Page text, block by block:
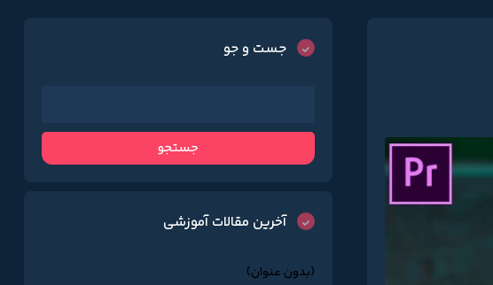
جست و جو
آخرین مقالات آموزشی
(بدون عنوان)